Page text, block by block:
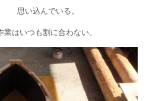
思い込んでいる。
業はいつも割に合わない。